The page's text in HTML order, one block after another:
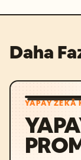
Daha
YAPAY ZEKÂ